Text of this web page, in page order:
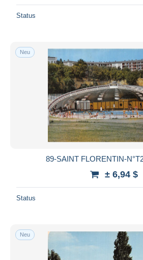
Status
Neu
89-SAINT FLORENTIN-
± 6,94 $
Status
Neu